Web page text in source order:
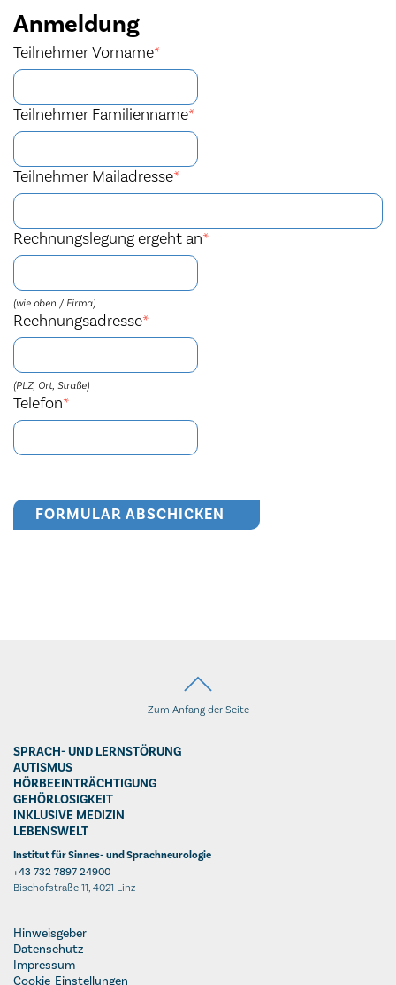
Anmeldung
Teilnehmer Vorname*
Teilnehmer Familienname*
Teilnehmer Mailadresse*
Rechnungslegung ergeht an*
(wie oben / Firma)
Rechnungsadresse*
(PLZ, Ort, Straße)
Telefon*
Zum Anfang der Seite
SPRACH- UND LERNSTÖRUNG
AUTISMUS
HÖRBEEINTRÄCHTIGUNG
GEHÖRLOSIGKEIT
INKLUSIVE MEDIZIN
LEBENSWELT
Institut für Sinnes- und Sprachneurologie
+43 732 7897 24900
Bischofstraße 11, 4021 Linz
Hinweisgeber
Datenschutz
Impressum
Cookie-Einstellungen